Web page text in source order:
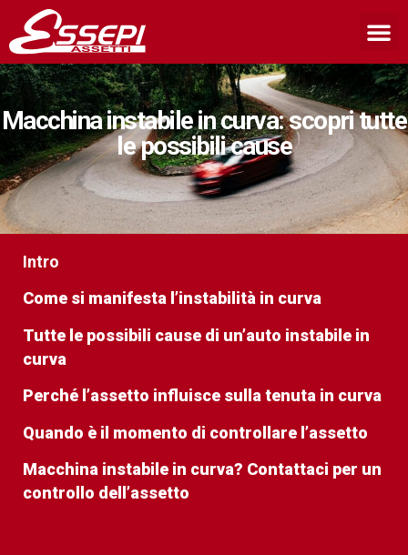
Macchina instabile in curva: scopri tutte
le possibili cause
Intro
Come si manifesta l’instabilità in curva
Tutte le possibili cause di un’auto instabile in
curva
Perché l’assetto influisce sulla tenuta in curva
Quando è il momento di controllare l’assetto
Macchina instabile in curva? Contattaci per un
controllo dell’assetto